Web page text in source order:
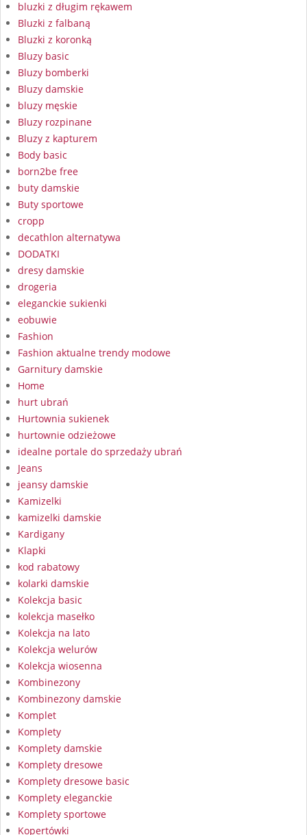
bluzki z długim rękawem
Bluzki z falbaną
Bluzki z koronką
Bluzy basic
Bluzy bomberki
Bluzy damskie
bluzy męskie
Bluzy rozpinane
Bluzy z kapturem
Body basic
born2be free
buty damskie
Buty sportowe
cropp
decathlon alternatywa
DODATKI
dresy damskie
drogeria
eleganckie sukienki
eobuwie
Fashion
Fashion aktualne trendy modowe
Garnitury damskie
Home
hurt ubrań
Hurtownia sukienek
hurtownie odzieżowe
idealne portale do sprzedaży ubrań
Jeans
jeansy damskie
Kamizelki
kamizelki damskie
Kardigany
Klapki
kod rabatowy
kolarki damskie
Kolekcja basic
kolekcja masełko
Kolekcja na lato
Kolekcja welurów
Kolekcja wiosenna
Kombinezony
Kombinezony damskie
Komplet
Komplety
Komplety damskie
Komplety dresowe
Komplety dresowe basic
Komplety eleganckie
Komplety sportowe
Kopertówki